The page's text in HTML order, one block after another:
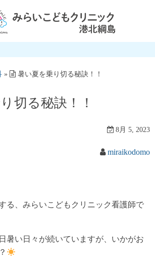
» 暑い夏を乗り切る秘訣！！
切る秘訣！！
8月 5, 2023
miraikodomo
る、みらいこどもクリニック看護師で
暑い日々が続いていますが、いかがお